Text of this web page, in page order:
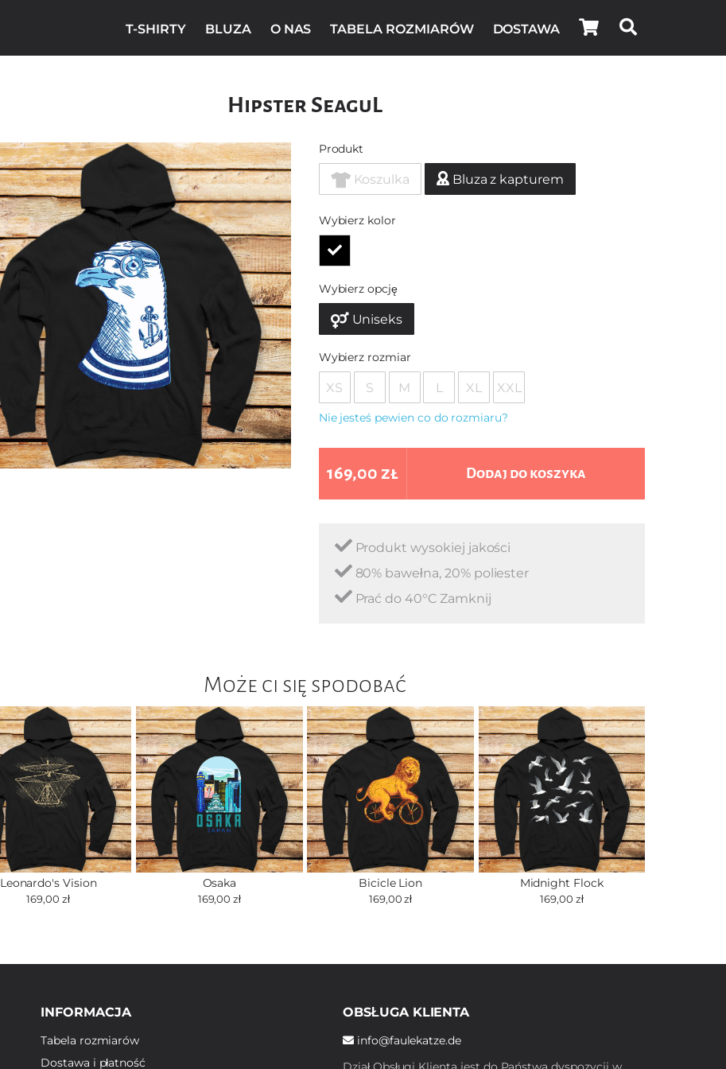
T-SHIRTY BLUZA O NAS TABELA ROZMIARÓW DOSTAWA
Hipster SeaguL
Produkt
Koszulka Bluza z kapturem
Wybierz kolor
Wybierz opcję
Uniseks
Wybierz rozmiar
XS S M L XL XXL
Nie jesteś pewien co do rozmiaru?
169,00 zł Dodaj do koszyka
Produkt wysokiej jakości
80% bawełna, 20% poliester
Prać do 40°C Zamknij
Może ci się spodobać
Leonardo's Vision
169,00 zł
Osaka
169,00 zł
Bicicle Lion
169,00 zł
Midnight Flock
169,00 zł
INFORMACJA
Tabela rozmiarów
Dostawa i płatność
OBSŁUGA KLIENTA
info@faulekatze.de